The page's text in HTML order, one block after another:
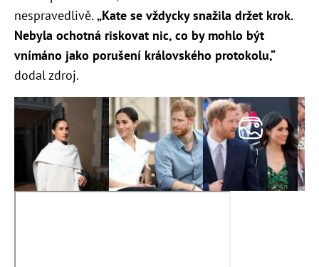
nespravedlivě. „Kate se vždycky snažila držet krok.
Nebyla ochotná riskovat nic, co by mohlo být
vnímáno jako porušení královského protokolu,“
dodal zdroj.